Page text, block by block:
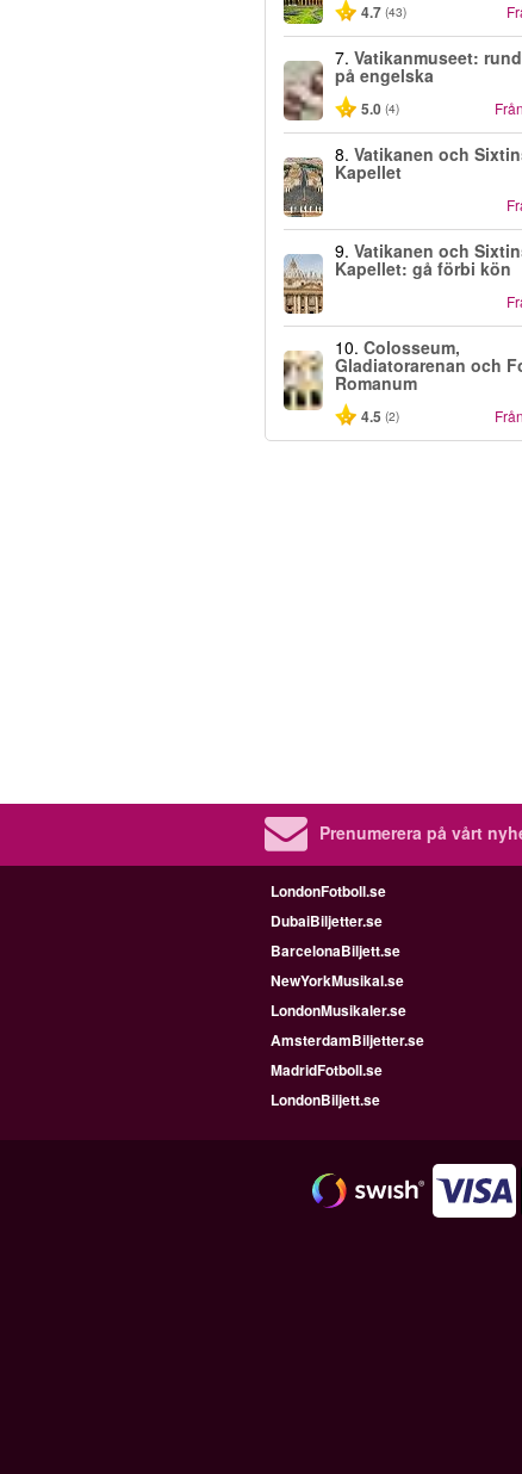
4.7 (43)
7. Vatikanmuseet:
på engelska
5.0 (4) Från
8. Vatikanen och
Kapellet
9. Vatikanen och
Kapellet: gå förbi kön
10. Colosseum,
Gladiatorarenan och
Romanum
4.5 (2) Från
Prenumerera på vårt
LondonFotboll.se
DubaiBiljetter.se
BarcelonaBiljett.se
NewYorkMusikal.se
LondonMusikaler.se
AmsterdamBiljetter.se
MadridFotboll.se
LondonBiljett.se